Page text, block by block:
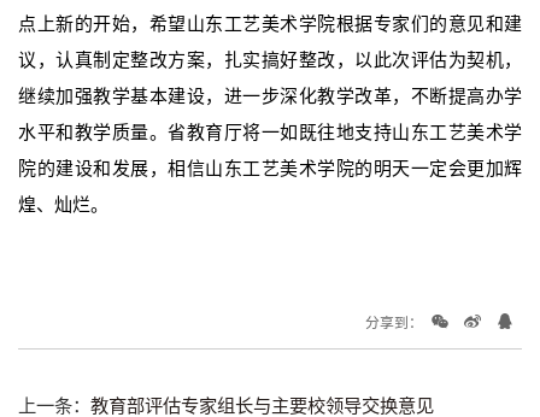
点上新的开始，希望山东工艺美术学院根据专家们的意见和建
议，认真制定整改方案，扎实搞好整改，以此次评估为契机，
继续加强教学基本建设，进一步深化教学改革，不断提高办学
水平和教学质量。省教育厅将一如既往地支持山东工艺美术学
院的建设和发展，相信山东工艺美术学院的明天一定会更加辉
煌、灿烂。
分享到：
上一条： 教育部评估专家组长与主要校领导交换意见